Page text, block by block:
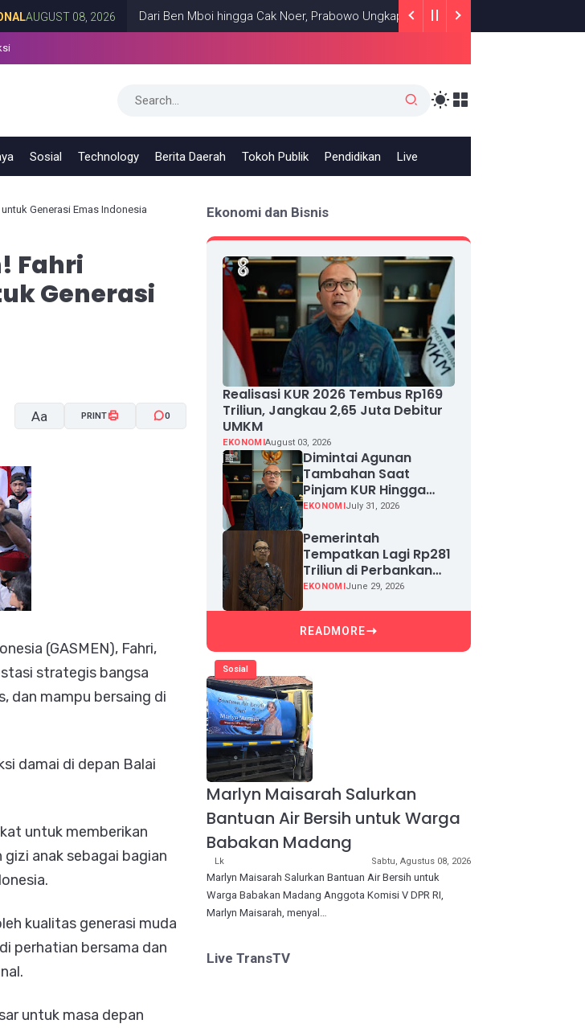
08, 2026 Dari Ben Mboi hingga Cak Noer, Prabowo Ungkap Makna Kepemimpinan: Bekerja, Cintai
Sosial Technology Berita Daerah Tokoh Publik Pendidikan Live
Generasi Emas Indonesia
Fahri
Generasi
Aa PRINT 0
(GASMEN), Fahri,
strategis bangsa
dan mampu bersaing di
damai di depan Balai
untuk memberikan
anak sebagai bagian
kualitas generasi muda
perhatian bersama dan
untuk masa depan
Ekonomi dan Bisnis
Realisasi KUR 2026 Tembus Rp169
Triliun, Jangkau 2,65 Juta Debitur
UMKM
EKONOMIAugust 03, 2026
Dimintai Agunan
Tambahan Saat
Pinjam KUR Hingga
Rp100 Juta, Segera
EKONOMI July 31, 2026
Pemerintah
Tempatkan Lagi Rp281
Triliun di Perbankan
demi Jaga Likuiditas
EKONOMI June 29, 2026
READMORE
Sosial
Marlyn Maisarah Salurkan
Bantuan Air Bersih untuk Warga
Babakan Madang
Lk Sabtu, Agustus 08, 2026
Marlyn Maisarah Salurkan Bantuan Air Bersih untuk
Warga Babakan Madang Anggota Komisi V DPR RI,
Marlyn Maisarah, menyal…
Live TransTV